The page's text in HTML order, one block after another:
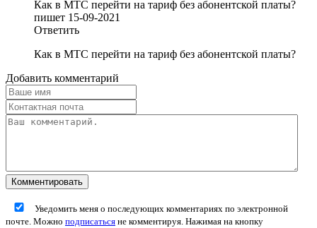
Как в МТС перейти на тариф без абонентской платы?
пишет 15-09-2021
Ответить
Как в МТС перейти на тариф без абонентской платы?
Добавить комментарий
Уведомить меня о последующих комментариях по электронной
почте. Можно подписаться не комментируя. Нажимая на кнопку